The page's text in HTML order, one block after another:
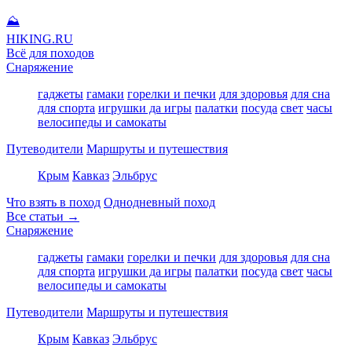
⛰
HIKING.RU
Всё для походов
Снаряжение
гаджеты гамаки горелки и печки для здоровья для сна
для спорта игрушки да игры палатки посуда свет часы
велосипеды и самокаты
Путеводители Маршруты и путешествия
Крым Кавказ Эльбрус
Что взять в поход Однодневный поход
Все статьи →
Снаряжение
гаджеты гамаки горелки и печки для здоровья для сна
для спорта игрушки да игры палатки посуда свет часы
велосипеды и самокаты
Путеводители Маршруты и путешествия
Крым Кавказ Эльбрус